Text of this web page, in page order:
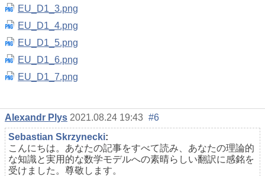
EU_D1_3.png
EU_D1_4.png
EU_D1_5.png
EU_D1_6.png
EU_D1_7.png
Alexandr Plys 2021.08.24 19:43 #6
Sebastian Skrzynecki:
こんにちは。あなたの記事をすべて読み、あなたの理論的
な知識と実用的な数学モデルへの素晴らしい翻訳に感銘を
受けました。尊敬します。